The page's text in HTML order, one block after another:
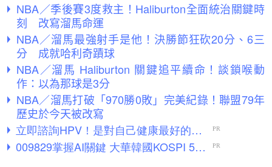
NBA／季後賽3度救主！Haliburton全面統治關鍵時
刻 改寫溜馬命運
NBA／溜馬最強射手是他！決勝節狂砍20分、6三
分 成就哈利奇蹟球
NBA／溜馬 Haliburton 關鍵追平續命！談鎖喉動
作：以為那球是3分
NBA／溜馬打破「970勝0敗」完美紀錄！聯盟79年
歷史於今天被改寫